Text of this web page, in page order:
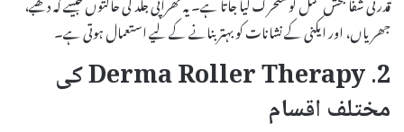
جھریاں، اور ایکنی کے نشانات کو بہتر بنانے کے لیے استعمال ہوتی ہے۔
2. Derma Roller Therapy کی
مختلف اقسام